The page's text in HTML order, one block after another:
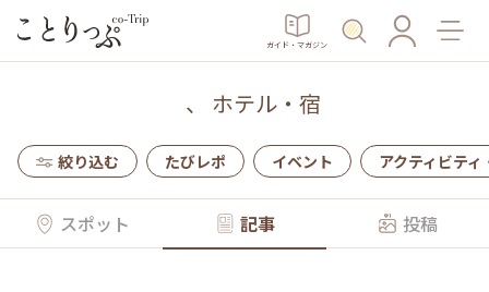
ガイド・マガジン
、 ホテル・宿
絞り込む たびレポ イベント アクティビティ
スポット 記事 投稿